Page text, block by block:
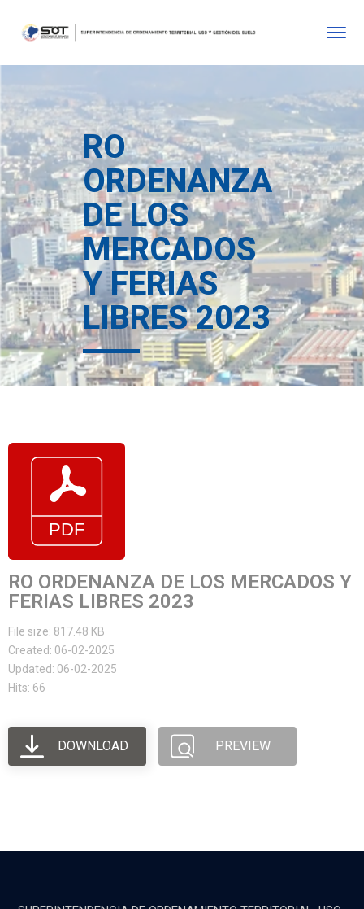
RO
ORDENANZA
DE LOS
MERCADOS
Y FERIAS
LIBRES 2023
RO ORDENANZA DE LOS MERCADOS Y
FERIAS LIBRES 2023
File size: 817.48 KB
Created: 06-02-2025
Updated: 06-02-2025
Hits: 66
DOWNLOAD PREVIEW